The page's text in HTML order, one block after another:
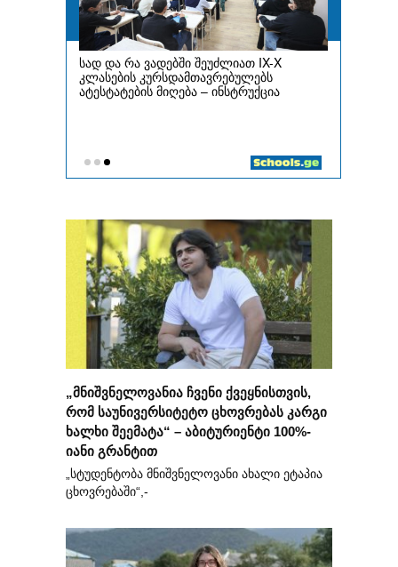
„მნიშვნელოვანია ჩვენი ქვეყნისთვის,
რომ საუნივერსიტეტო ცხოვრებას კარგი
ხალხი შეემატა“ – აბიტურიენტი 100%-
იანი გრანტით
„სტუდენტობა მნიშვნელოვანი ახალი ეტაპია
ცხოვრებაში“,-